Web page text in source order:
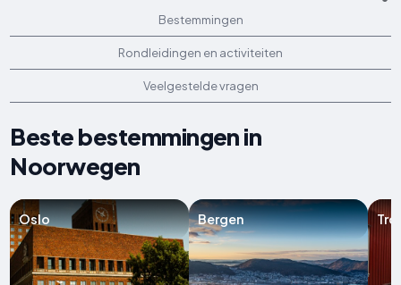
Bestemmingen
Rondleidingen en activiteiten
Veelgestelde vragen
Beste bestemmingen in
Noorwegen
Oslo Bergen